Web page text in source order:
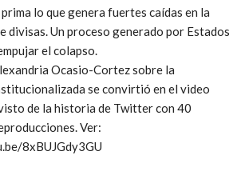
lo que genera fuertes caídas en la
divisas. Un proceso generado por Estados
el colapso.
Ocasio-Cortez sobre la
se convirtió en el video
de la historia de Twitter con 40
Ver:
8xBUJGdy3GU